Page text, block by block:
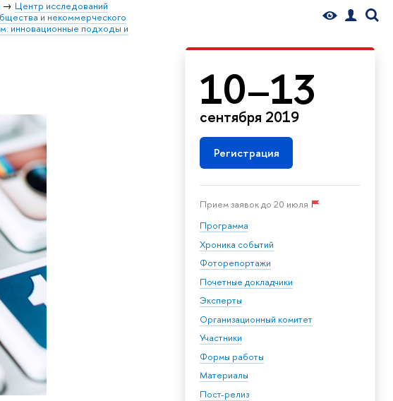
Центр исследований
и некоммерческого
инновационные подходы и
10–13
сентября 2019
Регистрация
Прием заявок до 20 июля
Программа
Хроника событий
Фоторепортажи
Почетные докладчики
Эксперты
Организационный комитет
Участники
Формы работы
Материалы
Пост-релиз